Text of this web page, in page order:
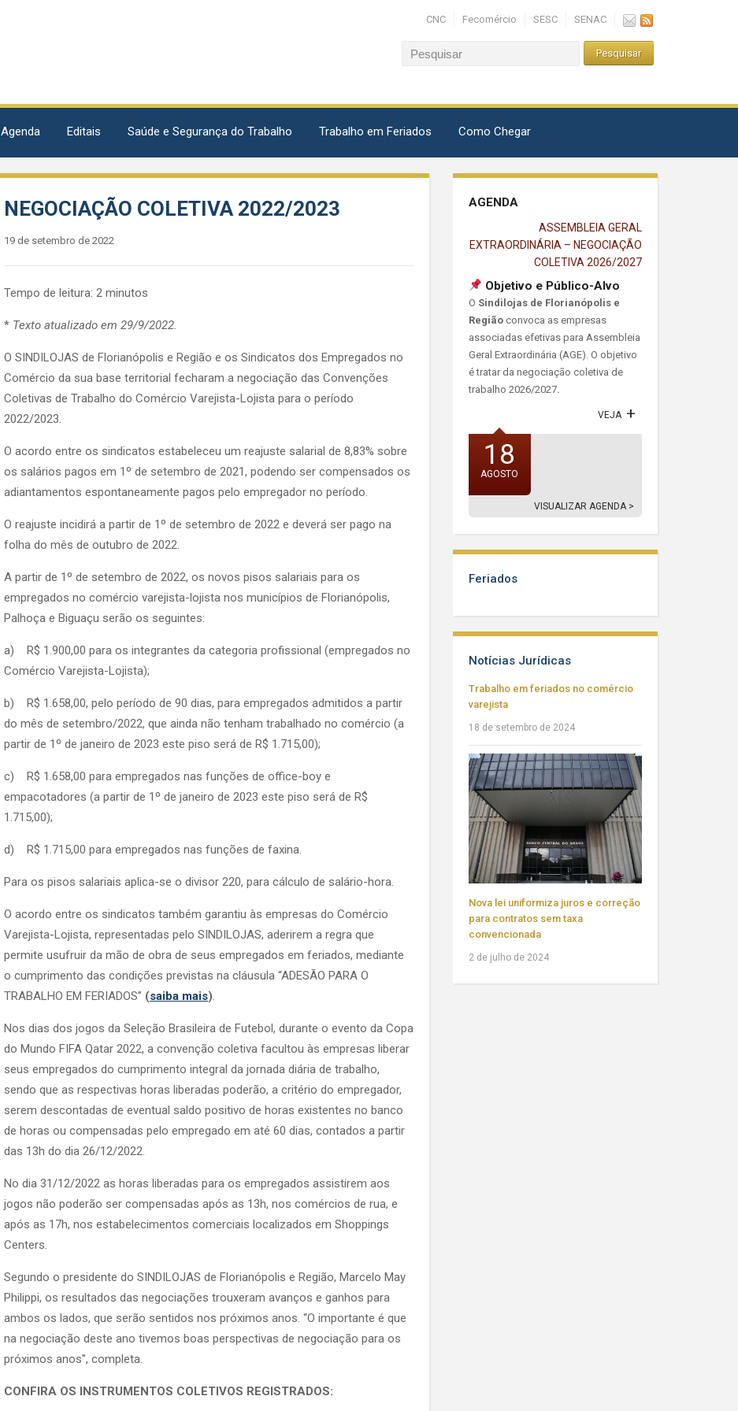
CNC Fecomércio SESC SENAC
Agenda Editais Saúde e Segurança do Trabalho Trabalho em Feriados Como Chegar
NEGOCIAÇÃO COLETIVA 2022/2023
19 de setembro de 2022
Tempo de leitura: 2 minutos
* Texto atualizado em 29/9/2022.
O SINDILOJAS de Florianópolis e Região e os Sindicatos dos Empregados no
Comércio da sua base territorial fecharam a negociação das Convenções
Coletivas de Trabalho do Comércio Varejista-Lojista para o período
2022/2023.
O acordo entre os sindicatos estabeleceu um reajuste salarial de 8,83% sobre
os salários pagos em 1º de setembro de 2021, podendo ser compensados os
adiantamentos espontaneamente pagos pelo empregador no período.
O reajuste incidirá a partir de 1º de setembro de 2022 e deverá ser pago na
folha do mês de outubro de 2022.
A partir de 1º de setembro de 2022, os novos pisos salariais para os
empregados no comércio varejista-lojista nos municípios de Florianópolis,
Palhoça e Biguaçu serão os seguintes:
a) R$ 1.900,00 para os integrantes da categoria profissional (empregados no
Comércio Varejista-Lojista);
b) R$ 1.658,00, pelo período de 90 dias, para empregados admitidos a partir
do mês de setembro/2022, que ainda não tenham trabalhado no comércio (a
partir de 1º de janeiro de 2023 este piso será de R$ 1.715,00);
c) R$ 1.658,00 para empregados nas funções de office-boy e
empacotadores (a partir de 1º de janeiro de 2023 este piso será de R$
1.715,00);
d) R$ 1.715,00 para empregados nas funções de faxina.
Para os pisos salariais aplica-se o divisor 220, para cálculo de salário-hora.
O acordo entre os sindicatos também garantiu às empresas do Comércio
Varejista-Lojista, representadas pelo SINDILOJAS, aderirem a regra que
permite usufruir da mão de obra de seus empregados em feriados, mediante
o cumprimento das condições previstas na cláusula “ADESÃO PARA O
TRABALHO EM FERIADOS” (saiba mais).
Nos dias dos jogos da Seleção Brasileira de Futebol, durante o evento da Copa
do Mundo FIFA Qatar 2022, a convenção coletiva facultou às empresas liberar
seus empregados do cumprimento integral da jornada diária de trabalho,
sendo que as respectivas horas liberadas poderão, a critério do empregador,
serem descontadas de eventual saldo positivo de horas existentes no banco
de horas ou compensadas pelo empregado em até 60 dias, contados a partir
das 13h do dia 26/12/2022.
No dia 31/12/2022 as horas liberadas para os empregados assistirem aos
jogos não poderão ser compensadas após as 13h, nos comércios de rua, e
após as 17h, nos estabelecimentos comerciais localizados em Shoppings
Centers.
Segundo o presidente do SINDILOJAS de Florianópolis e Região, Marcelo May
Philippi, os resultados das negociações trouxeram avanços e ganhos para
ambos os lados, que serão sentidos nos próximos anos. “O importante é que
na negociação deste ano tivemos boas perspectivas de negociação para os
próximos anos”, completa.
CONFIRA OS INSTRUMENTOS COLETIVOS REGISTRADOS:
AGENDA
ASSEMBLEIA GERAL
EXTRAORDINÁRIA – NEGOCIAÇÃO
COLETIVA 2026/2027
Objetivo e Público-Alvo
O Sindilojas de Florianópolis e
Regiãoconvoca as empresas
associadas efetivas para Assembleia
Geral Extraordinária (AGE). O objetivo
é tratar da negociação coletiva de
trabalho 2026/2027.
VEJA
18
AGOSTO
VISUALIZAR AGENDA >
Feriados
Notícias Jurídicas
Trabalho em feriados no comércio
varejista
18 de setembro de 2024
Nova lei uniformiza juros e correção
para contratos sem taxa
convencionada
2 de julho de 2024